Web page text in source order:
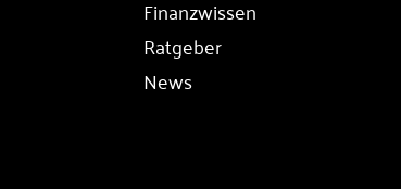
Finanzwissen
Ratgeber
News